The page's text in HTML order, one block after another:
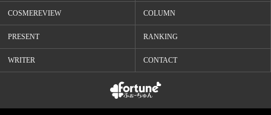
COSMEREVIEW COLUMN
PRESENT RANKING
WRITER CONTACT